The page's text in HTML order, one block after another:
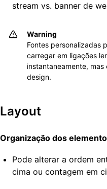
stream vs. banner de
Warning
Fontes personalizadas
carregar em ligações
instantaneamente,
design.
Layout
Organização dos
Pode alterar a ordem
cima ou contagem em